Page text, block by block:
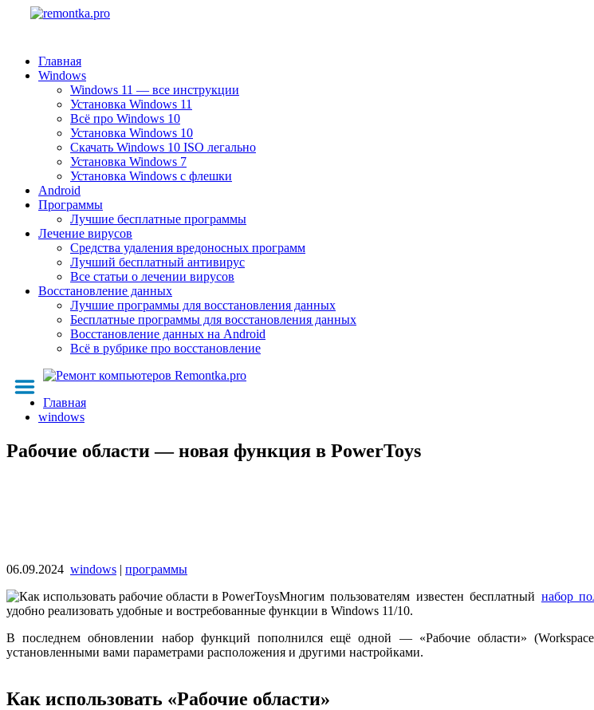
Главная
Windows
Windows 11 — все инструкции
Установка Windows 11
Всё про Windows 10
Установка Windows 10
Скачать Windows 10 ISO легально
Установка Windows 7
Установка Windows с флешки
Android
Программы
Лучшие бесплатные программы
Лечение вирусов
Средства удаления вредоносных программ
Лучший бесплатный антивирус
Все статьи о лечении вирусов
Восстановление данных
Лучшие программы для восстановления данных
Бесплатные программы для восстановления данных
Восстановление данных на Android
Всё в рубрике про восстановление
Главная
windows
Рабочие области — новая функция в PowerToys
06.09.2024 windows | программы
Многим пользователям известен бесплатный набор
удобно реализовать удобные и востребованные функции в Windows 11/10.
В последнем обновлении набор функций пополнился ещё одной — «Рабочие области»
установленными вами параметрами расположения и другими настройками.
Как использовать «Рабочие области»